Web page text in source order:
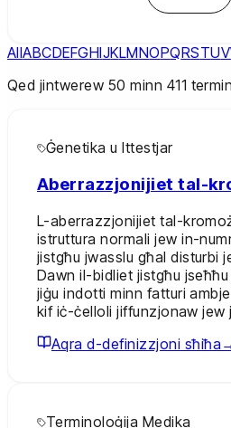
AllABCDEFGHIJKLMNOPQRSTUV
Qed jintwerew 50 minn 411
Ġenetika u Ittestjar
Aberrazzjonijiet tal-
L-aberrazzjonijiet tal-
istruttura normali jew in-
jistgħu jwasslu għal disturbi
Dawn il-bidliet jistgħu
jiġu indotti minn fatturi
kif iċ-ċelloli jiffunzjonaw jew
Aqra d-definizzjoni sħiħa
Terminoloġija Medika